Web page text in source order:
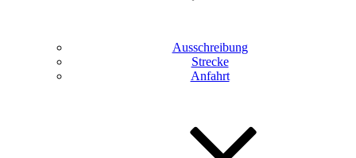
Ausschreibung
Strecke
Anfahrt